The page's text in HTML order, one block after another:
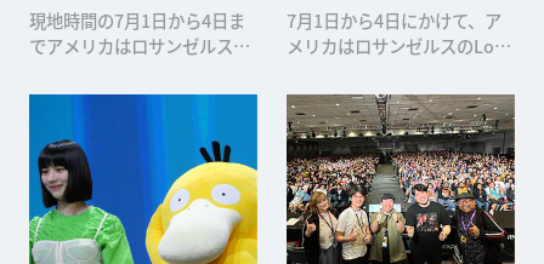
現地時間の7月1日から4日ま
でアメリカはロサンゼルスで
の1日目に、アニメスタジ
ネルが開かれました。TRIGG
ERといえば、「キルラキル」
や「リトルウィッチアカ...
7月1日から4日にかけて、ア
メリカはロサンゼルスのLos
で開催されている「ANIME E
XPO 2023」。2日目となる本
日は、フジテレビの深夜アニ
メ枠・+Ultraの新情報パネル
が実施されました。...